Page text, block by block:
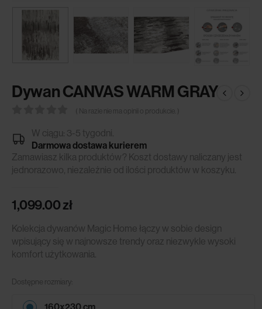
Dywan CANVAS WARM GRAY
( Na razie nie ma opinii o produkcie. )
W ciągu: 3-5 tygodni.
Darmowa dostawa kurierem
Zamawiasz kilka produktów? Koszt dostawy naliczany jest
jednorazowo, niezależnie od ilości produktów w koszyku.
1,099.00zł
Kolekcja dywanów Magic Home łączy w sobie design
wpisujący się w najnowsze trendy oraz niezwykle wysoki
komfort użytkowania.
Dostępne rozmiary: